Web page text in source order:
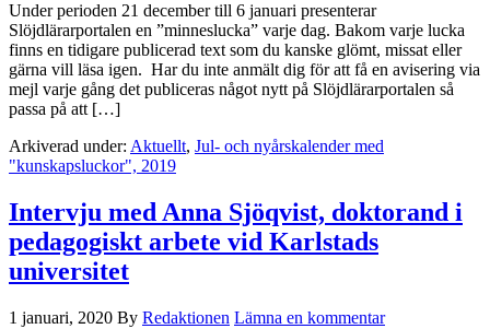
Under perioden 21 december till 6 januari presenterar
Slöjdlärarportalen en ”minneslucka” varje dag. Bakom varje lucka
finns en tidigare publicerad text som du kanske glömt, missat eller
gärna vill läsa igen. Har du inte anmält dig för att få en avisering via
mejl varje gång det publiceras något nytt på Slöjdlärarportalen så
passa på att […]
Arkiverad under: Aktuellt, Jul- och nyårskalender med
"kunskapsluckor", 2019
Intervju med Anna Sjöqvist, doktorand i
pedagogiskt arbete vid Karlstads
universitet
1 januari, 2020 By Redaktionen Lämna en kommentar